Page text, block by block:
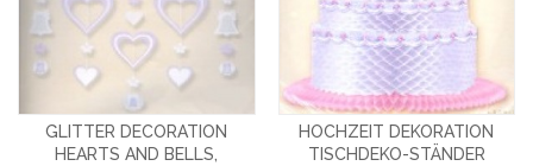
GLITTER DECORATION
HEARTS AND BELLS,
HOCHZEIT DEKORATION
TISCHDEKO-STÄNDER